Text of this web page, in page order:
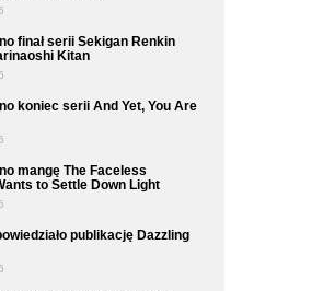
finał serii Sekigan Renkin
Kitan
koniec serii And Yet, You Are
mangę The Faceless
to Settle Down Light
publikację Dazzling